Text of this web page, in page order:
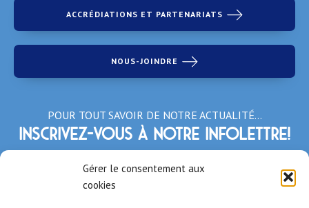
Gérer le consentement aux
cookies
ACCRÉDIATIONS ET PARTENARIATS
NOUS-JOINDRE
POUR TOUT SAVOIR DE NOTRE ACTUALITÉ…
Inscrivez-vous à notre infolettre!
*Champs obligatoires